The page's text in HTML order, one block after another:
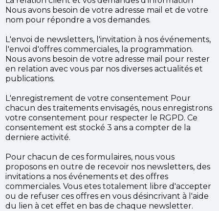
Nous avons besoin de votre adresse mail et de votre
nom pour répondre a vos demandes.
L'envoi de newsletters, l'invitation à nos événements,
l'envoi d'offres commerciales, la programmation.
Nous avons besoin de votre adresse mail pour rester
en relation avec vous par nos diverses actualités et
publications.
L'enregistrement de votre consentement Pour
chacun des traitements envisagés, nous enregistrons
votre consentement pour respecter le RGPD. Ce
consentement est stocké 3 ans a compter de la
derniere activité.
Pour chacun de ces formulaires, nous vous
proposons en outre de recevoir nos newsletters, des
invitations a nos événements et des offres
commerciales. Vous etes totalement libre d'accepter
ou de refuser ces offres en vous désincrivant à l'aide
du lien à cet effet en bas de chaque newsletter.